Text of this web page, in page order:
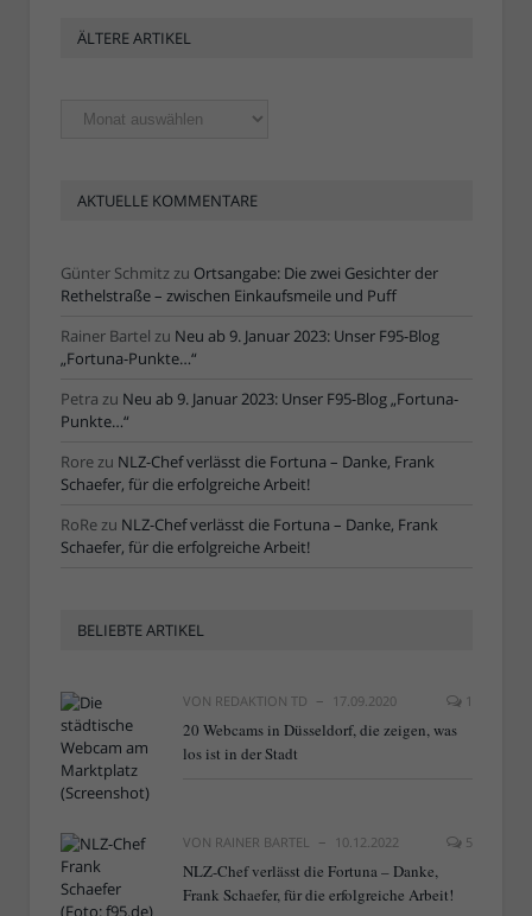
ÄLTERE ARTIKEL
Ältere
AKTUELLE KOMMENTARE
Günter Schmitzzu Ortsangabe: Die zwei Gesichter der
Rethelstraße – zwischen Einkaufsmeile und Puff
Rainer Bartel zu Neu ab 9. Januar 2023: Unser F95-Blog
„Fortuna-Punkte…“
Petra zu Neu ab 9. Januar 2023: Unser F95-Blog „Fortuna-
Punkte…“
Rorezu NLZ-Chef verlässt die Fortuna – Danke, Frank
Schaefer, für die erfolgreiche Arbeit!
RoRezu NLZ-Chef verlässt die Fortuna – Danke, Frank
Schaefer, für die erfolgreiche Arbeit!
BELIEBTE ARTIKEL
VON REDAKTION TD 17.09.2020 1
20 Webcams in Düsseldorf, die zeigen, was
los ist in der Stadt
VON RAINER BARTEL 10.12.2022 5
NLZ-Chef verlässt die Fortuna – Danke,
Frank Schaefer, für die erfolgreiche Arbeit!